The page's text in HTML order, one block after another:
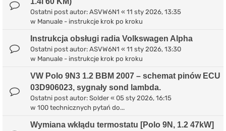
Ostatni post autor: ASVW6N1 « 11 sty 2026, 13:35
w Manuale - instrukcje krok po kroku
Instrukcja obsługi radia Volkswagen Alpha
Ostatni post autor: ASVW6N1 « 11 sty 2026, 13:30
w Manuale - instrukcje krok po kroku
VW Polo 9N3 1.2 BBM 2007 – schemat pinów ECU
03D906023, sygnały sond lambda.
Ostatni post autor: Solder « 05 sty 2026, 16:15
w 100 technicznych pytań do...
Wymiana wkłądu termostatu [Polo 9N, 1.2 47kW]